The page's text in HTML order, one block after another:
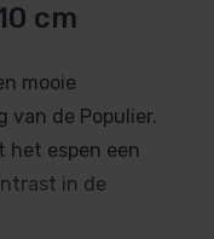
cm
mooie
van de Populier.
het espen een
in de